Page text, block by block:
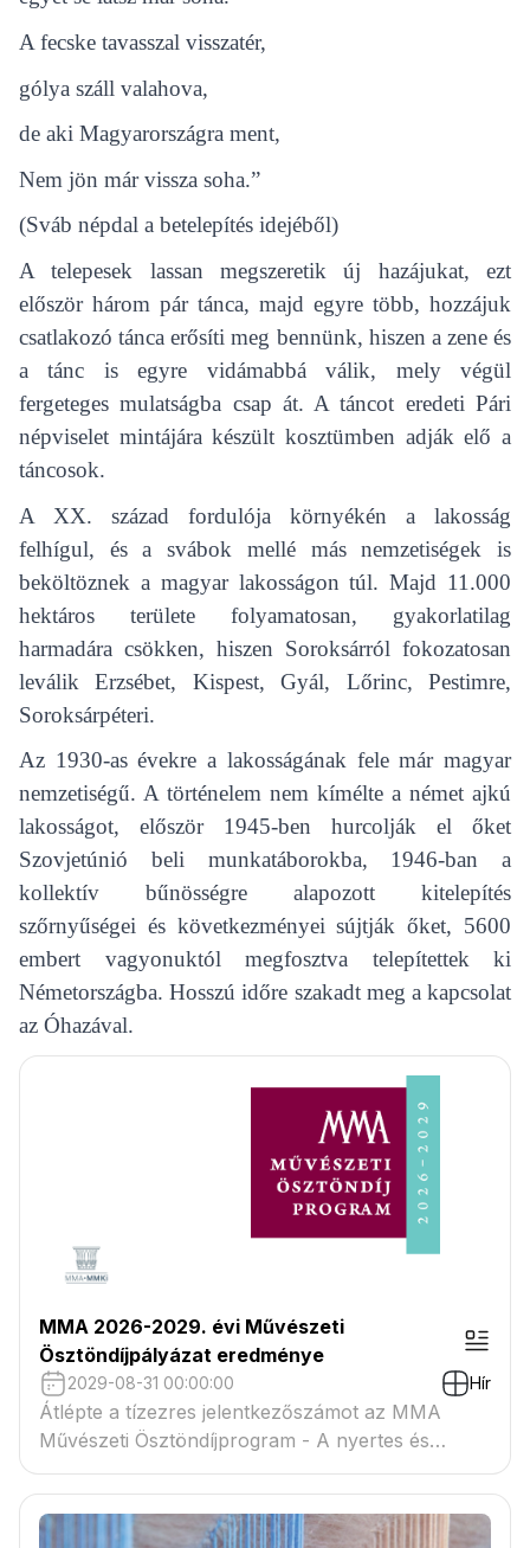
A fecske tavasszal visszatér,
gólya száll valahova,
de aki Magyarországra ment,
Nem jön már vissza soha.”
(Sváb népdal a betelepítés idejéből)
A telepesek lassan megszeretik új hazájukat, ezt
először három pár tánca, majd egyre több, hozzájuk
csatlakozó tánca erősíti meg bennünk, hiszen a zene és
a tánc is egyre vidámabbá válik, mely végül
fergeteges mulatságba csap át. A táncot eredeti Pári
népviselet mintájára készült kosztümben adják elő a
táncosok.
A XX. század fordulója környékén a lakosság
felhígul, és a svábok mellé más nemzetiségek is
beköltöznek a magyar lakosságon túl. Majd 11.000
hektáros területe folyamatosan, gyakorlatilag
harmadára csökken, hiszen Soroksárról fokozatosan
leválik Erzsébet, Kispest, Gyál, Lőrinc, Pestimre,
Soroksárpéteri.
Az 1930-as évekre a lakosságának fele már magyar
nemzetiségű. A történelem nem kímélte a német ajkú
lakosságot, először 1945-ben hurcolják el őket
Szovjetúnió beli munkatáborokba, 1946-ban a
kollektív bűnösségre alapozott kitelepítés
szőrnyűségei és következményei sújtják őket, 5600
embert vagyonuktól megfosztva telepítettek ki
Németországba. Hosszú időre szakadt meg a kapcsolat
az Óhazával.
MMA 2026-2029. évi Művészeti
Ösztöndíjpályázat eredménye
2029-08-31 00:00:00 Hír
Átlépte a tízezres jelentkezőszámot az MMA
Művészeti Ösztöndíjprogram - A nyertes és
tartaléklistás pályázók névsora megtekinthető a
csatolmányban